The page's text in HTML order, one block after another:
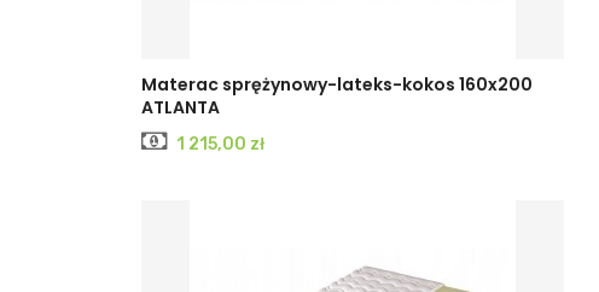
Materac sprężynowy-lateks-kokos 160x200
ATLANTA
Cena
1 215,00 zł